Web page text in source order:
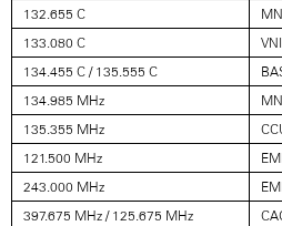
132.655 C
133.080 C
VNI
134.455 C / 135.555 C
134.985 MHz
135.355 MHz
121.500 MHz
243.000 MHz
397.675 MHz / 125.675 MHz